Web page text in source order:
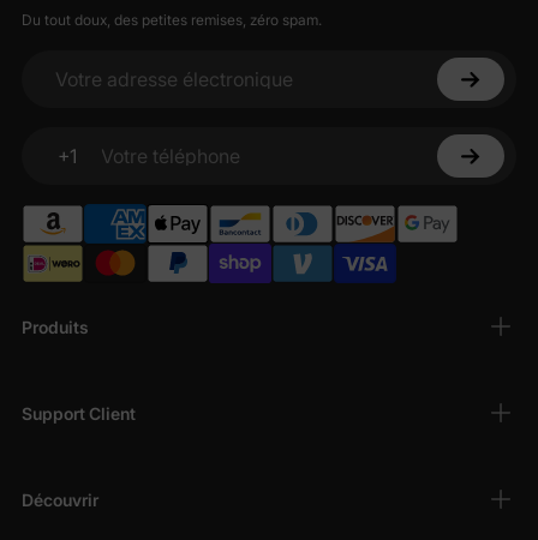
Produits
Support Client
Découvrir
Du tout doux, des petites remises, zéro spam.
Votre adresse électronique
+1
Votre téléphone